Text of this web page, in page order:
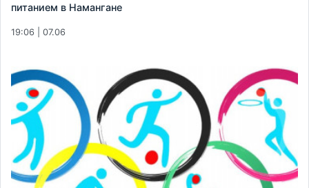
питанием в Намангане
19:06 | 07.06